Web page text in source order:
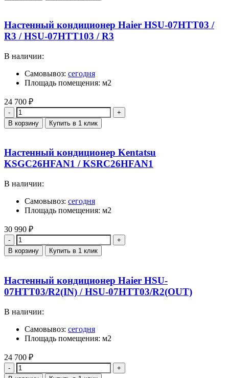
Настенный кондиционер Haier HSU-07HTT03 /
R3 / HSU-07HTT103 / R3
В наличии:
Самовывоз: сегодня
Площадь помещения: м2
24 700 ₽
Количество
В корзину Купить в 1 клик
Настенный кондиционер Kentatsu
KSGC26HFAN1 / KSRC26HFAN1
В наличии:
Самовывоз: сегодня
Площадь помещения: м2
30 990 ₽
Количество
В корзину Купить в 1 клик
Настенный кондиционер Haier HSU-
07HTT03/R2(IN) / HSU-07HTT03/R2(OUT)
В наличии:
Самовывоз: сегодня
Площадь помещения: м2
24 700 ₽
Количество